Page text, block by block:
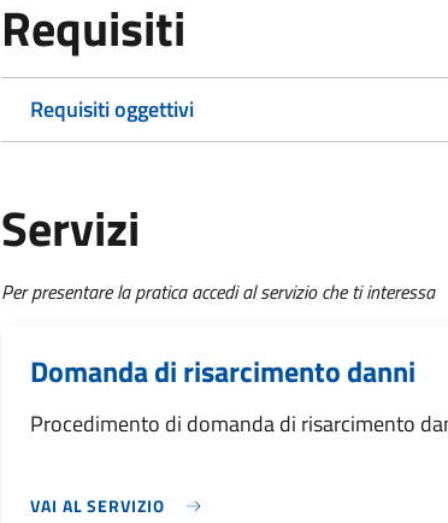
Requisiti
Requisiti oggettivi
Servizi
Per presentare la pratica accedi al servizio che ti interessa
Domanda di risarcimento danni
Procedimento di domanda di risarcimento
VAI AL SERVIZIO